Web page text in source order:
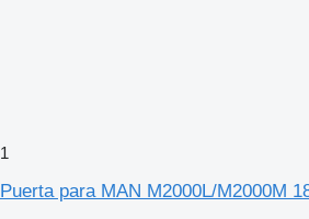
1
Puerta para MAN M2000L/M2000M